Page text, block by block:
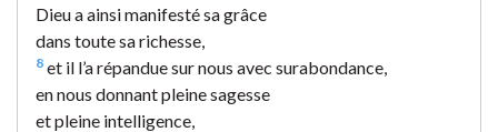
Dieu a ainsi manifesté sa grâce
dans toute sa richesse,
8 et il l’a répandue sur nous avec surabondance,
en nous donnant pleine sagesse
et pleine intelligence,